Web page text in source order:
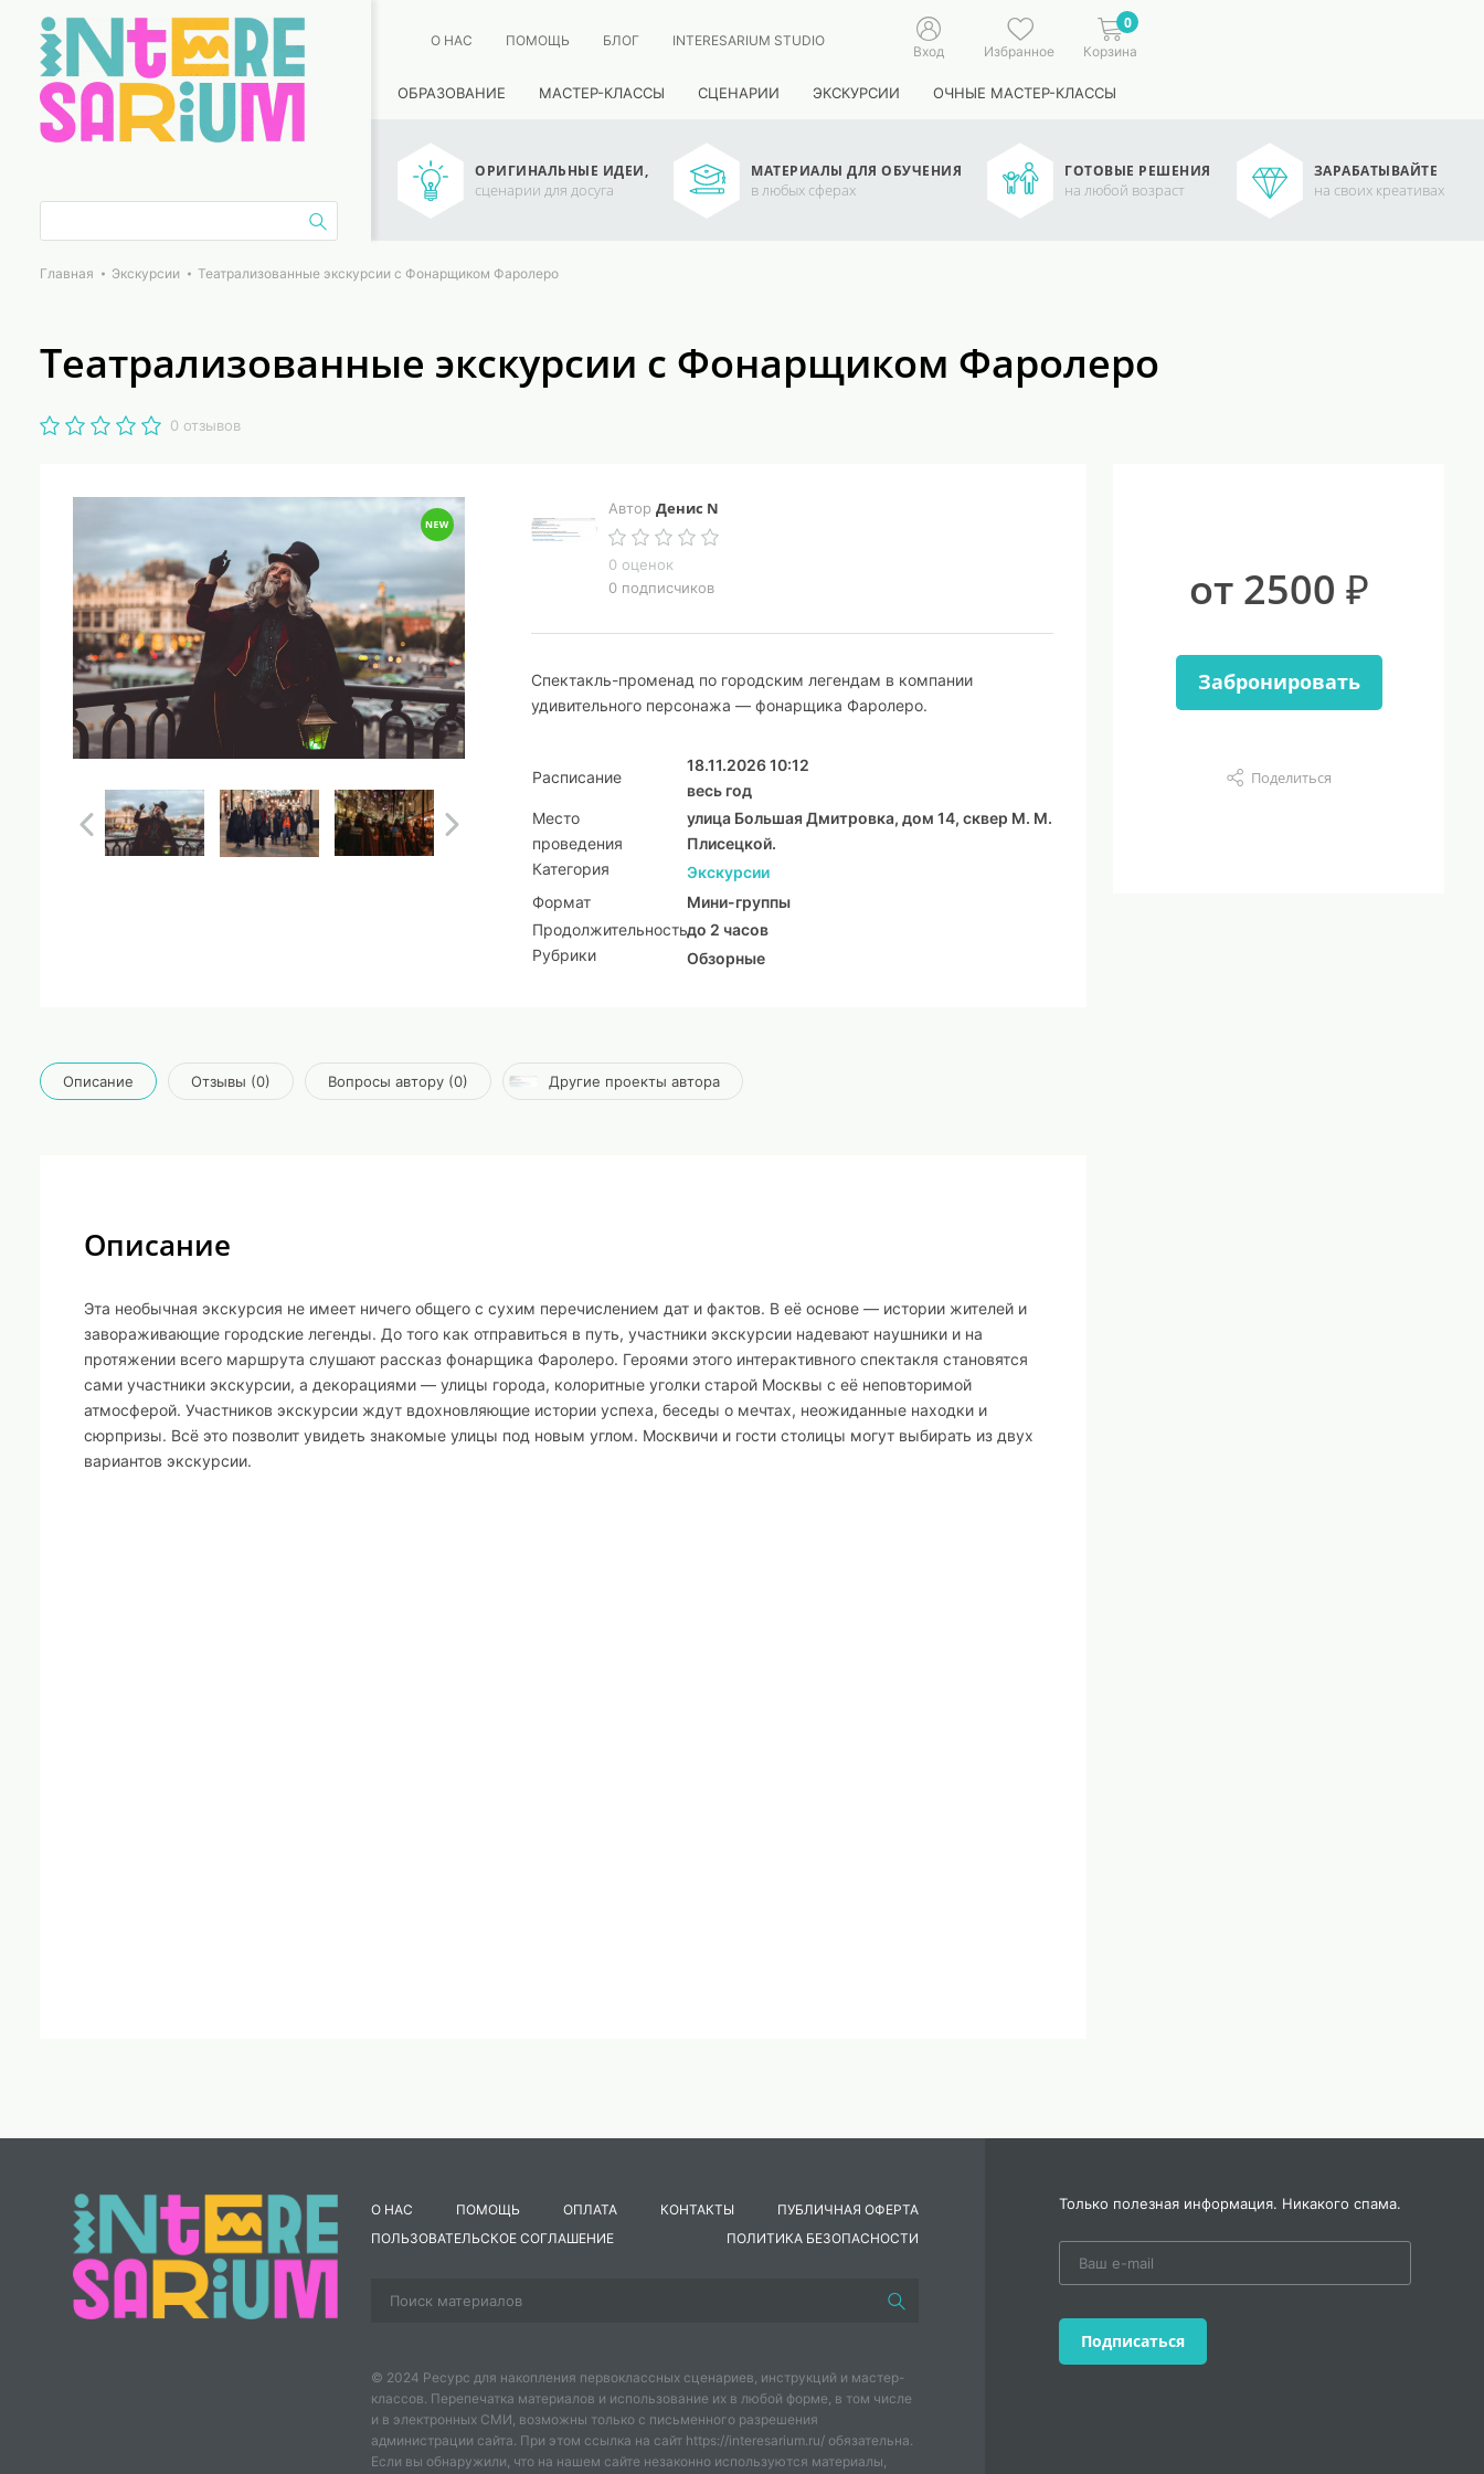
О НАС ПОМОЩЬ БЛОГ INTERESARIUM STUDIO
Вход Избранное
0
Корзина
ОБРАЗОВАНИЕ МАСТЕР-КЛАССЫ СЦЕНАРИИ ЭКСКУРСИИ ОЧНЫЕ МАСТЕР-КЛАССЫ
ОРИГИНАЛЬНЫЕ ИДЕИ,
сценарии для досуга
МАТЕРИАЛЫ ДЛЯ ОБУЧЕНИЯ
в любых сферах
ГОТОВЫЕ РЕШЕНИЯ
на любой возраст
ЗАРАБАТЫВАЙТЕ
на своих креативах
Главная Экскурсии Театрализованные экскурсии с Фонарщиком Фаролеро
Театрализованные экскурсии с Фонарщиком Фаролеро
0 отзывов
Автор Денис N
0 оценок
0 подписчиков
Спектакль-променад по городским легендам в компании
удивительного персонажа — фонарщика Фаролеро.
Расписание
18.11.2026 10:12
весь год
Место
проведения
улица Большая Дмитровка, дом 14, сквер М. М.
Плисецкой.
Категория
Экскурсии
Формат
Мини-группы
Продолжительностьдо 2 часов
Рубрики
Обзорные
от 2500 ₽
Забронировать
Поделиться
Описание Отзывы (0) Вопросы автору (0) Другие проекты автора
Описание
Эта необычная экскурсия не имеет ничего общего с сухим перечислением дат и фактов. В её основе — истории жителей и
завораживающие городские легенды. До того как отправиться в путь, участники экскурсии надевают наушники и на
протяжении всего маршрута слушают рассказ фонарщика Фаролеро. Героями этого интерактивного спектакля становятся
сами участники экскурсии, а декорациями — улицы города, колоритные уголки старой Москвы с её неповторимой
атмосферой. Участников экскурсии ждут вдохновляющие истории успеха, беседы о мечтах, неожиданные находки и
сюрпризы. Всё это позволит увидеть знакомые улицы под новым углом. Москвичи и гости столицы могут выбирать из двух
вариантов экскурсии.
О НАС ПОМОЩЬ ОПЛАТА КОНТАКТЫ
ПУБЛИЧНАЯ ОФЕРТА
ПОЛЬЗОВАТЕЛЬСКОЕ СОГЛАШЕНИЕ
ПОЛИТИКА БЕЗОПАСНОСТИ
© 2024 Ресурс для накопления первоклассных сценариев, инструкций и мастер-
классов. Перепечатка материалов и использование их в любой форме, в том числе
и в электронных СМИ, возможны только с письменного разрешения
администрации сайта. При этом ссылка на сайт https://interesarium.ru/ обязательна.
Если вы обнаружили, что на нашем сайте незаконно используются материалы,
Только полезная информация. Никакого спама.
Подписаться